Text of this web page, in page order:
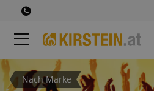
Nach Marke